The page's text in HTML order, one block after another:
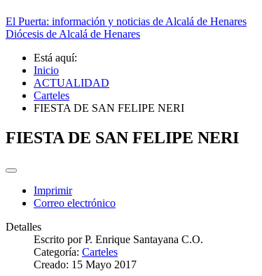
El Puerta: información y noticias de Alcalá de Henares
Diócesis de Alcalá de Henares
Está aquí:
Inicio
ACTUALIDAD
Carteles
FIESTA DE SAN FELIPE NERI
FIESTA DE SAN FELIPE NERI
Imprimir
Correo electrónico
Detalles
Escrito porP. Enrique Santayana C.O.
Categoría: Carteles
Creado: 15 Mayo 2017